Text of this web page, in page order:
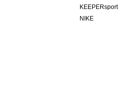
KEEPERsport
NIKE